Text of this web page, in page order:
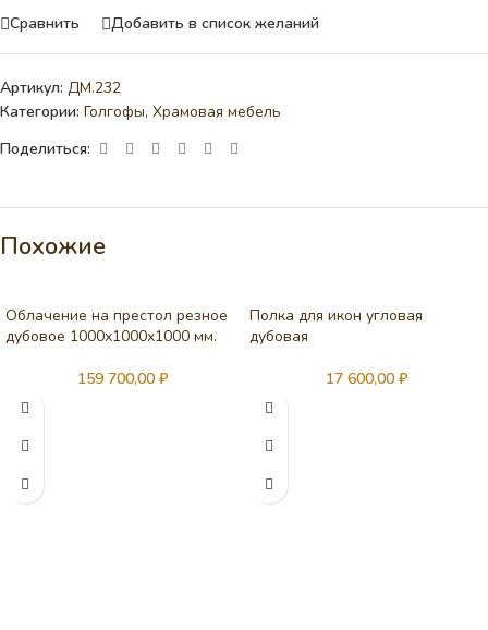
Сравнить Добавить в список желаний
Артикул: ДМ.232
Категории: Голгофы, Храмовая мебель
Поделиться:
Похожие
Облачение на престол резное
дубовое 1000х1000х1000 мм.
159 700,00 ₽
Полка для икон угловая
дубовая
17 600,00 ₽